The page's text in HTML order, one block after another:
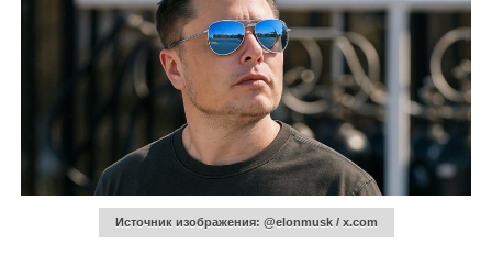
Источник изображения: @elonmusk / x.com